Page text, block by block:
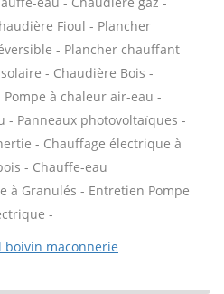
Fioul - Plancher
- Plancher chauffant
- Chaudière Bois -
à chaleur air-eau -
- Panneaux photovoltaïques -
- Chauffage électrique à
- Chauffe-eau
à Granulés - Entretien Pompe
-
boivin maconnerie